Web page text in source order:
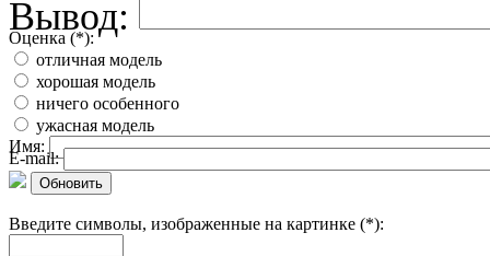
Вывод:
Оценка (*):
отличная модель
хорошая модель
ничего особенного
ужасная модель
Имя:
E-mail:
Обновить
Введите символы, изображенные на картинке (*):